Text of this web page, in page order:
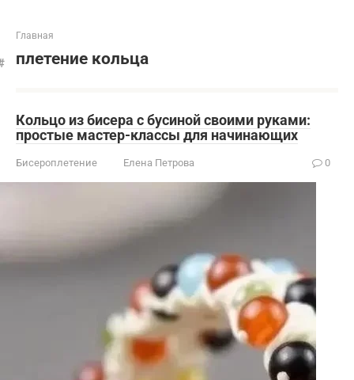
Главная
плетение кольца
Кольцо из бисера с бусиной своими руками:
простые мастер-классы для начинающих
Бисероплетение Елена Петрова 0